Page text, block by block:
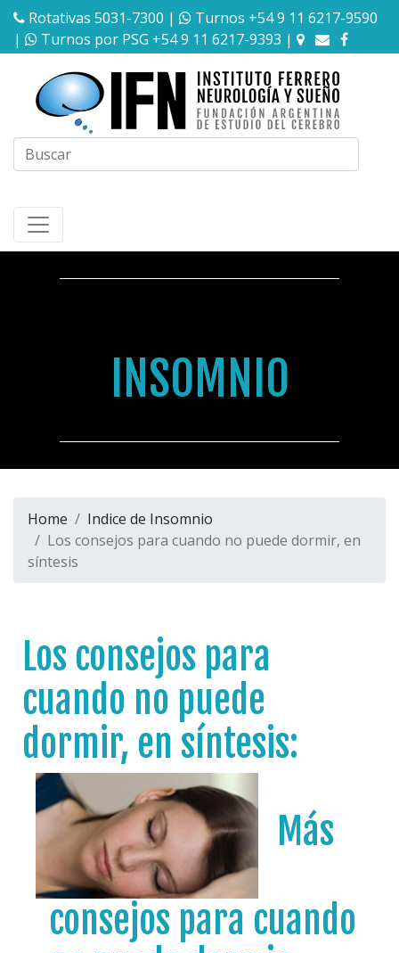
Rotativas 5031-7300 |
Turnos +54 9 11 6217-9590
|
Turnos por PSG +54 9 11 6217-9393 |
INSOMNIO
Home
Indice de Insomnio
Los consejos para cuando no puede dormir, en
síntesis
Los consejos para
cuando no puede
dormir, en síntesis:
Más
consejos para cuando